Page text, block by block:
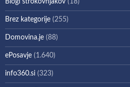
Blogi strokovnjakov (18)
Brez kategorije (255)
Domovina.je (88)
ePosavje (1.640)
info360.si (323)